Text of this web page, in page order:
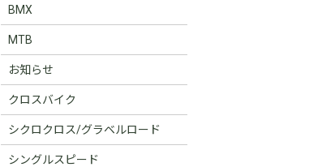
BMX
MTB
お知らせ
クロスバイク
シクロクロス/グラベルロード
シングルスピード